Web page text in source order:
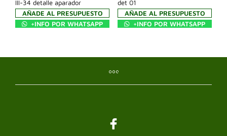
III-34 detalle aparador
AÑADE AL PRESUPUESTO
+INFO POR WHATSAPP
det 01
AÑADE AL PRESUPUESTO
+INFO POR WHATSAPP